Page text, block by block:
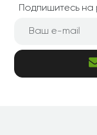
Подпишитесь